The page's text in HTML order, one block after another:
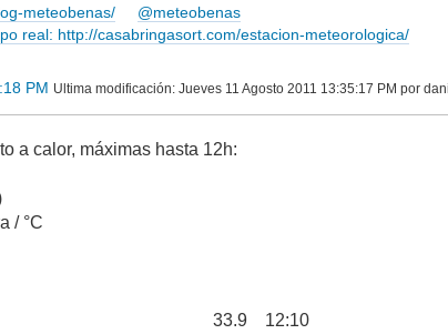
meteobenas/
@meteobenas
real: http://casabringasort.com/estacion-meteorologica/
PM Ultima modificación: Jueves 11 Agosto 2011 13:35:17 PM por
a calor, máximas hasta 12h:
/ °C
33.9 12:10